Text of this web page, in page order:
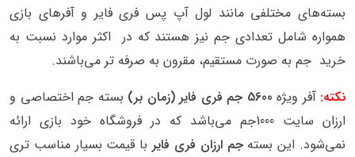
بسته‌های مختلفی مانند لول آپ پس فری فایر و آفرهای بازی
همواره شامل تعدادی جم نیز هستند که در اکثر موارد نسبت به
خرید جم به صورت مستقیم، مقرون به صرفه تر می‌باشند.
نکته: آفر ویژه 5600 جم فری فایر (زمان بر)
بسته جم اختصاصی و
ارزان سایت 1000جم می‌باشد که در فروشگاه خود بازی ارائه
نمی‌شود. این بستهجم ارزان فری فایر با قیمت بسیار مناسب تری